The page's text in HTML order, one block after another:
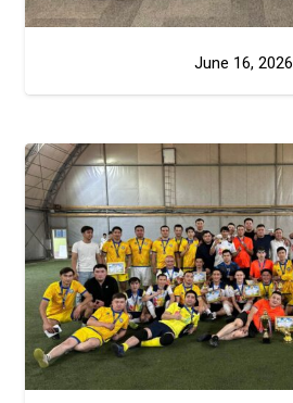
June 16, 2026